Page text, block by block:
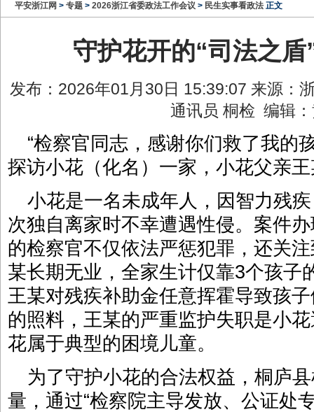
平安浙江网 > 专题 > 2026浙江省委政法工作会议 > 民生实事看政法 正文
守护花开的“司法之
发布：2026年01月30日 15:39:07 来源：
通讯员 桐检 编辑
“检察官同志，感谢你们救了我
探访小花（化名）一家，小花父亲
小花是一名未成年人，因智力残
次独自离家时不幸遭遇性侵。案件
的检察官不仅依法严惩犯罪，还关
某长期无业，全家生计仅靠3个孩子
王某对残疾补助金任意挥霍导致孩
的照料，王某的严重监护失职是小
花属于典型的困境儿童。
为了守护小花的合法权益，桐庐
量，通过“检察院主导发放、公证处